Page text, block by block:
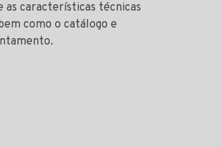
as características técnicas
como o catálogo e